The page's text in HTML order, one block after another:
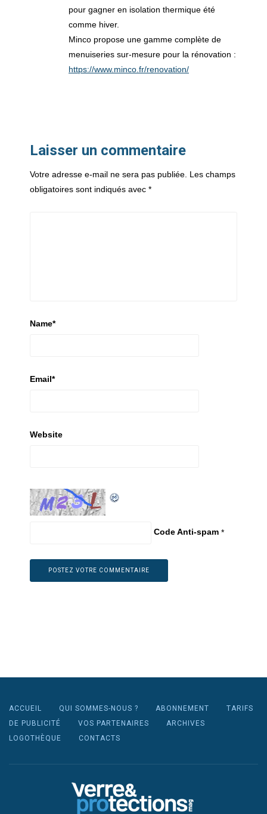
pour gagner en isolation thermique été
comme hiver.
Minco propose une gamme complète de
menuiseries sur-mesure pour la rénovation :
https://www.minco.fr/renovation/
Laisser un commentaire
Votre adresse e-mail ne sera pas publiée. Les champs
obligatoires sont indiqués avec *
Name*
Email*
Website
Code Anti-spam *
ACCUEIL QUI SOMMES-NOUS ? ABONNEMENT
TARIFS
DE PUBLICITÉ
VOS PARTENAIRES
ARCHIVES
LOGOTHÈQUE
CONTACTS